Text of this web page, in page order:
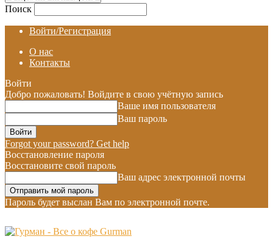
Поиск
Войти/Регистрация
О нас
Контакты
Войти
Добро пожаловать! Войдите в свою учётную запись
Ваше имя пользователя
Ваш пароль
Forgot your password? Get help
Восстановление пароля
Восстановите свой пароль
Ваш адрес электронной почты
Пароль будет выслан Вам по электронной почте.
Gurman